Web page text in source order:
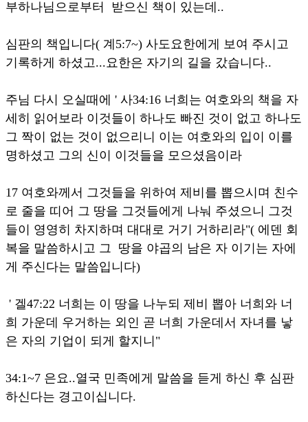
부하나님으로부터 받으신 책이 있는데..
심판의 책입니다( 계5:7~) 사도요한에게 보여 주시고
기록하게 하셨고...요한은 자기의 길을 갔습니다..
주님 다시 오실때에 ' 사34:16 너희는 여호와의 책을 자
세히 읽어보라 이것들이 하나도 빠진 것이 없고 하나도
그 짝이 없는 것이 없으리니 이는 여호와의 입이 이를
명하셨고 그의 신이 이것들을 모으셨음이라
17 여호와께서 그것들을 위하여 제비를 뽑으시며 친수
로 줄을 띠어 그 땅을 그것들에게 나눠 주셨으니 그것
들이 영영히 차지하며 대대로 거기 거하리라"( 에덴 회
복을 말씀하시고 그 땅을 야곱의 남은 자 이기는 자에
게 주신다는 말씀입니다)
' 겔47:22 너희는 이 땅을 나누되 제비 뽑아 너희와 너
희 가운데 우거하는 외인 곧 너희 가운데서 자녀를 낳
은 자의 기업이 되게 할지니"
34:1~7 은요..열국 민족에게 말씀을 듣게 하신 후 심판
하신다는 경고이십니다.